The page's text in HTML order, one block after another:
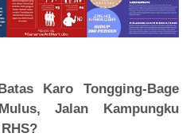
Karo Tongging-Bage
Jalan Kampungku